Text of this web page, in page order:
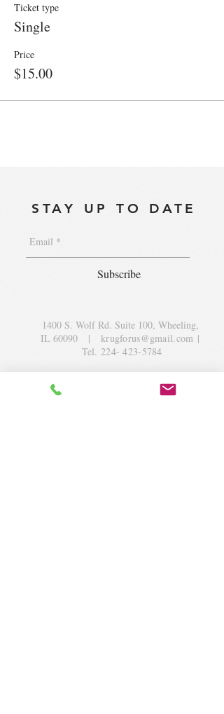
Ticket type
Single
Price
$15.00
STAY UP TO DATE
Subscribe
1400 S. Wolf Rd. Suite 100, Wheeling,
IL 60090 |krugforus@gmail.com |
Tel.224- 423-5784